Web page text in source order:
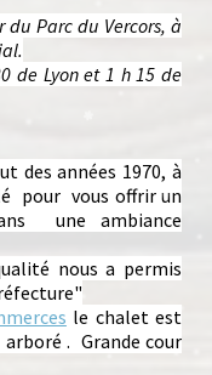
Parc du Vercors, à
de Lyon et 1 h 15 de
des années 1970, à
pour vous offrir un
une ambiance
nous a permis
le chalet est
. Grande cour